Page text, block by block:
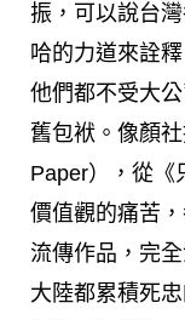
振，可以說台
哈的力道來詮
他們都不受大
舊包袱。像顏
Paper），從《
價值觀的痛苦
流傳作品，完
大陸都累積死